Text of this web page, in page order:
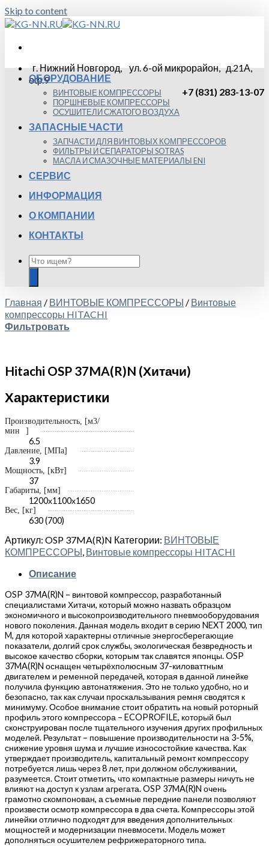
Skip to content
г. Нижний Новгород, ул. 6-ой микрорайон, д.21А,
оф.9
+7 (831) 283-13-07
ОБОРУДОВАНИЕ
ВИНТОВЫЕ КОМПРЕССОРЫ
ПОРШНЕВЫЕ КОМПРЕССОРЫ
ОСУШИТЕЛИ СЖАТОГО ВОЗДУХА
ЗАПАСНЫЕ ЧАСТИ
ЗАПЧАСТИ ДЛЯ ВИНТОВЫХ КОМПРЕССОРОВ
ФИЛЬТРЫ И СЕПАРАТОРЫ SOTRAS
МАСЛА И СМАЗОЧНЫЕ МАТЕРИАЛЫ ENI
СЕРВИС
ИНФОРМАЦИЯ
О КОМПАНИИ
КОНТАКТЫ
Главная / ВИНТОВЫЕ КОМПРЕССОРЫ / Винтовые
компрессоры HITACHI
Фильтровать
Hitachi OSP 37MA(R)N (Хитачи)
Характеристики
Производительность, [м3/
мин
]
6.5
Давление, [МПа]
3.9
Мощность, [кВт]
37
Габариты, [мм]
1200х1100х1650
Вес, [кг]
630 (700)
Артикул: OSP 37MA(R)N Категории: ВИНТОВЫЕ
КОМПРЕССОРЫ, Винтовые компрессоры HITACHI
Описание
OSP 37MA(R)N – винтовой компрессор, разработанный
специалистами Хитачи, который можно назвать образцом
экономичного и высокопроизводительного пневмооборудования
нового поколения. Данная модель входит в серию NEXT 2000, тип
M, для которой характерны отличные энергосберегающие
показатели, долгий срок службы, экологическая безвредность и
высокое качество сборки, которым так славятся японцы. OSP
37MA(R)N оснащен четырёхполюсным 37-киловаттным
двигателем и ременной передачей, которая в данной линейке
получила функцию автонатяжения. Это не только удобно, но и
безопасно, так как случаи проскальзывания ремня сводятся к
минимуму. Особое внимание стоит обратить на новый роторный
профиль этого компрессора – ECOPROFILE, который был
сконструирован после тщательного изучения других профильных
моделей. Результат – повышение производительности на 3-5%,
снижение уровня шума и лучшие износостойкие качества. Как
утверждает производитель, капитальный ремонт компрессору
потребуется лишь через 8 лет, при должном обслуживании,
разумеется. Стоит отметить, что компактные размеры ничуть не
влияют на доступ к узлам агрегата. OSP 37MA(R)N очень
грамотно скомпонован, а съемные передние панели позволяют
произвести осмотр компрессора в два счета. Компрессоры этой
линейки отлично подходят для введения дополнительных
мощностей и модернизации пневмосети. Модель может
дополняться осушителем рефрижераторного типа.